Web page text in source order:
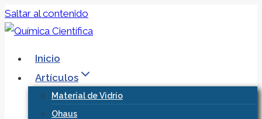
Saltar al contenido
Inicio
Artículos
Material de Vidrio
Ohaus